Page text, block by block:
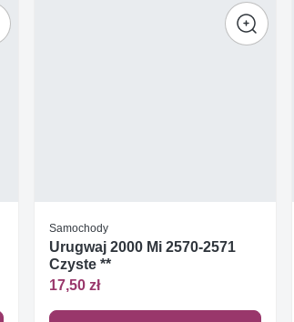
Samochody
Urugwaj 2000 Mi 2570-2571
Czyste **
17,50 zł